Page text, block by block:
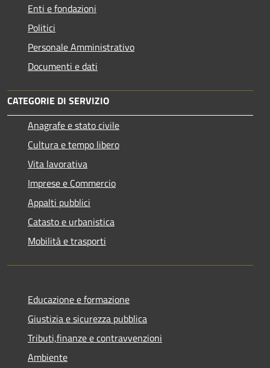
Enti e fondazioni
Politici
Personale Amministrativo
Documenti e dati
CATEGORIE DI SERVIZIO
Anagrafe e stato civile
Cultura e tempo libero
Vita lavorativa
Imprese e Commercio
Appalti pubblici
Catasto e urbanistica
Mobilità e trasporti
Educazione e formazione
Giustizia e sicurezza pubblica
Tributi,finanze e contravvenzioni
Ambiente